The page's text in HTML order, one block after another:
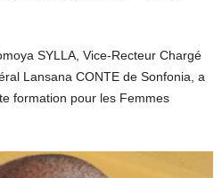
SYLLA, Vice-Recteur Chargé
Lansana CONTE de Sonfonia, a
formation pour les Femmes